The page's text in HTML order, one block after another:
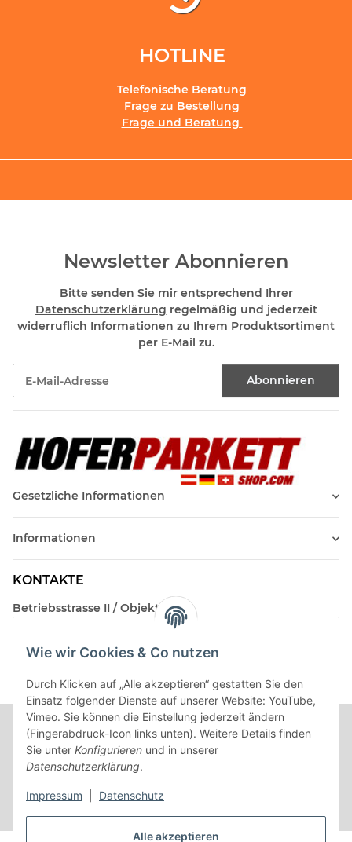
Alle akzeptieren
Wie wir Cookies & Co nutzen
Durch Klicken auf „Alle akzeptieren“ gestatten Sie den
Einsatz folgender Dienste auf unserer Website: YouTube,
Vimeo. Sie können die Einstellung jederzeit ändern
(Fingerabdruck-Icon links unten). Weitere Details finden
Sie unter Konfigurieren und in unserer
Datenschutzerklärung.
Impressum Datenschutz
HOTLINE
Telefonische Beratung
Frage zu Bestellung
Frage und Beratung
Newsletter Abonnieren
Bitte senden Sie mir entsprechend Ihrer
Datenschutzerklärung regelmäßig und jederzeit
widerruflich Informationen zu Ihrem Produktsortiment
per E-Mail zu.
Abonnieren
Gesetzliche Informationen
Informationen
KONTAKTE
Betriebsstrasse II / Objekt 17
Kontakt